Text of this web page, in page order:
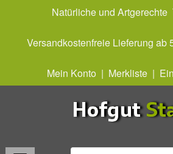
Natürliche und Artgerechte
Versandkostenfreie Lieferung ab
Mein Konto| Merkliste|